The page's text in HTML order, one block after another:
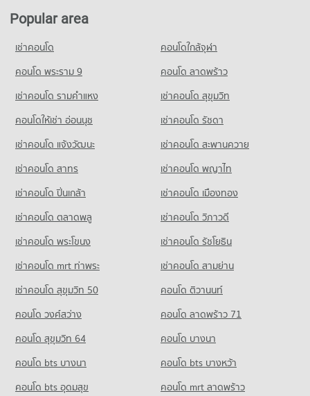
Condo for Rent Sainate Km.8
382 properties for rent
221 properties for sale
Condo for Sale near Phyathai Nawamin Hospital
389 properties for sale
Popular area
เช่าคอนโด
คอนโดใกล้จุฬา
คอนโด พระราม 9
คอนโด ลาดพร้าว
เช่าคอนโด รามคําแหง
เช่าคอนโด สุขุมวิท
คอนโดให้เช่า อ่อนนุช
เช่าคอนโด รัชดา
เช่าคอนโด แจ้งวัฒนะ
เช่าคอนโด สะพานควาย
เช่าคอนโด สาทร
เช่าคอนโด พญาไท
เช่าคอนโด ปิ่นเกล้า
เช่าคอนโด เมืองทอง
เช่าคอนโด ตลาดพลู
เช่าคอนโด วิภาวดี
เช่าคอนโด พระโขนง
เช่าคอนโด รัชโยธิน
เช่าคอนโด mrt ท่าพระ
เช่าคอนโด สามย่าน
เช่าคอนโด สุขุมวิท 50
คอนโด ติวานนท์
คอนโด วงศ์สว่าง
คอนโด ลาดพร้าว 71
คอนโด สุขุมวิท 64
คอนโด บางนา
คอนโด bts บางนา
คอนโด bts บางหว้า
คอนโด bts อุดมสุข
คอนโด mrt ลาดพร้าว